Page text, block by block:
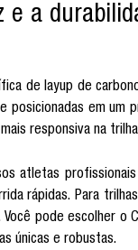
e a
de layup de
posicionadas em um
responsiva na
atletas
rápidas. Para
pode escolher o
únicas e robustas.